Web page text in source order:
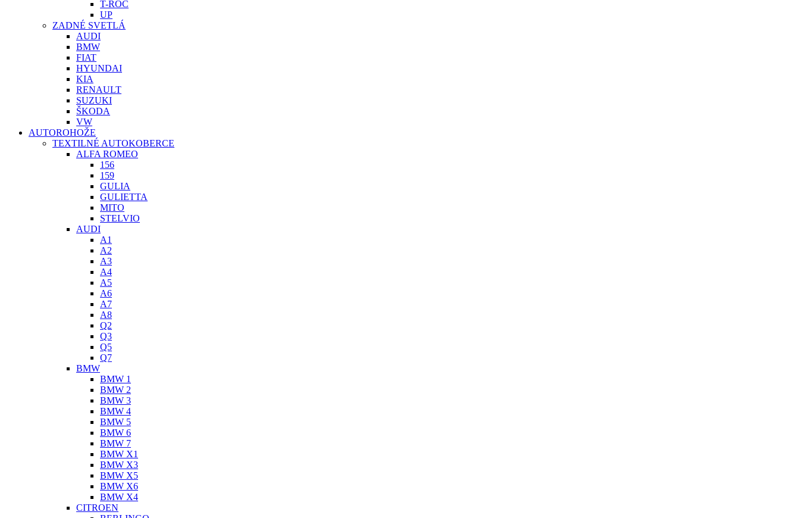
T-ROC
UP
ZADNÉ SVETLÁ
AUDI
BMW
FIAT
HYUNDAI
KIA
RENAULT
SUZUKI
ŠKODA
VW
AUTOROHOŽE
TEXTILNÉ AUTOKOBERCE
ALFA ROMEO
156
159
GULIA
GULIETTA
MITO
STELVIO
AUDI
A1
A2
A3
A4
A5
A6
A7
A8
Q2
Q3
Q5
Q7
BMW
BMW 1
BMW 2
BMW 3
BMW 4
BMW 5
BMW 6
BMW 7
BMW X1
BMW X3
BMW X5
BMW X6
BMW X4
CITROEN